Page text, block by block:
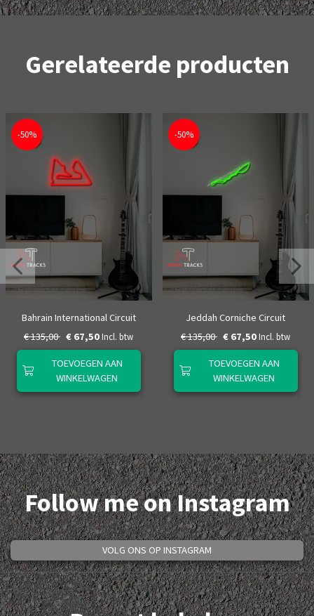
Gerelateerde producten
-50%
Bahrain International Circuit
€ 135,00 € 67,50 Incl. btw
TOEVOEGEN AAN
WINKELWAGEN
-50%
Jeddah Corniche Circuit
€ 135,00 € 67,50 Incl. btw
TOEVOEGEN AAN
WINKELWAGEN
Follow me on Instagram
VOLG ONS OP INSTAGRAM